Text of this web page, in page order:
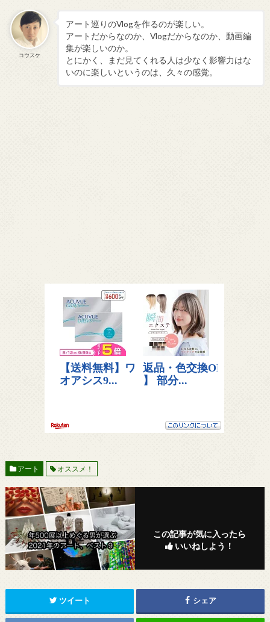
コウスケ
アート巡りのVlogを作るのが楽しい。
アートだからなのか、Vlogだからなのか、動画編
集が楽しいのか。
とにかく、まだ見てくれる人は少なく影響力はな
いのに楽しいというのは、久々の感覚。
アート オススメ！
この記事が気に入ったら
いいねしよう！
ツイート シェア